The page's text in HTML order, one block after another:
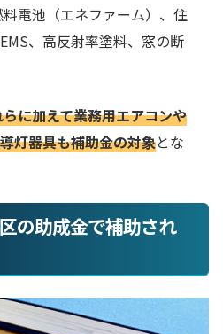
電池（エネファーム）、住
、高反射率塗料、窓の断
に加えて業務用エアコンや
灯器具も補助金の対象とな
の助成金で補助され